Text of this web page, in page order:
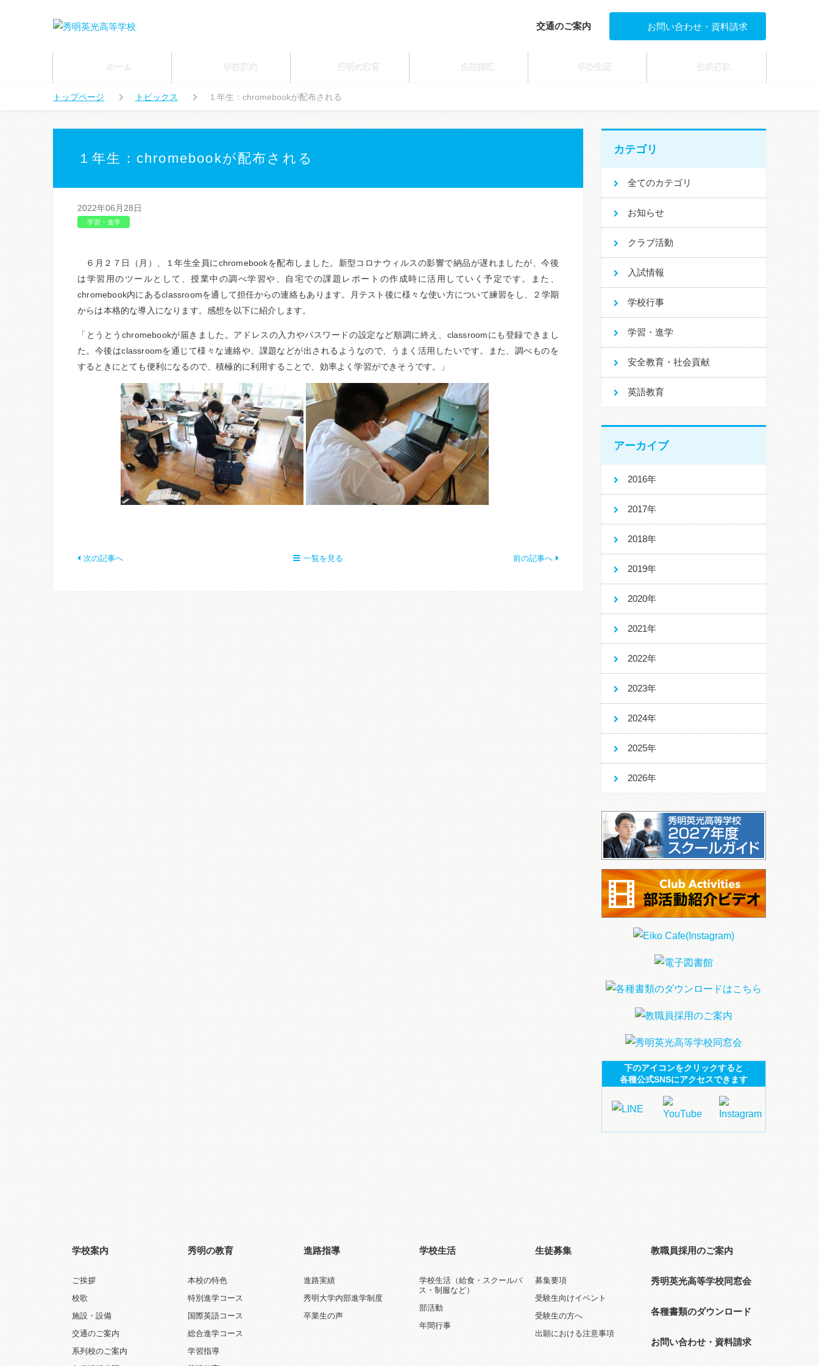
交通のご案内 お問い合わせ・資料請求
ホーム 学校案内 秀明の教育 進路指導 学校生活 生徒募集
トップページ トピックス １年生：chromebookが配布される
１年生：chromebookが配布される
2022年06月28日
学習・進学
６月２７日（月）、１年生全員にchromebookを配布しました。新型コロナウィルスの影響で納品が遅れましたが、今後
は学習用のツールとして、授業中の調べ学習や、自宅での課題レポートの作成時に活用していく予定です。また、
chromebook内にあるclassroomを通して担任からの連絡もあります。月テスト後に様々な使い方について練習をし、２学期
からは本格的な導入になります。感想を以下に紹介します。
「とうとう chromebookが届きました。アドレスの入力やパスワードの設定など順調に終え、 classroomにも登録できまし
た。今後はclassroomを通じて様々な連絡や、課題などが出されるようなので、うまく活用したいです。また、調べものを
するときにとても便利になるので、積極的に利用することで、効率よく学習ができそうです。」
次の記事へ 一覧を見る 前の記事へ
カテゴリ
全てのカテゴリ
お知らせ
クラブ活動
入試情報
学校行事
学習・進学
安全教育・社会貢献
英語教育
アーカイブ
2016年
2017年
2018年
2019年
2020年
2021年
2022年
2023年
2024年
2025年
2026年
下のアイコンをクリックすると
各種公式SNSにアクセスできます
学校案内
ご挨拶
校歌
施設・設備
交通のご案内
系列校のご案内
秀明の教育
本校の特色
特別進学コース
国際英語コース
総合進学コース
学習指導
進路指導
進路実績
秀明大学内部進学制度
卒業生の声
学校生活
学校生活（給食・スクールバ
ス・制服など）
部活動
年間行事
生徒募集
募集要項
受験生向けイベント
受験生の方へ
出願における注意事項
教職員採用のご案内
秀明英光高等学校同窓会
各種書類のダウンロード
お問い合わせ・資料請求